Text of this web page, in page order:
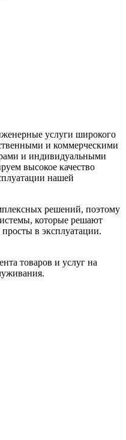
услуги широкого
и коммерческими
и индивидуальными
высокое качество
нашей
решений, поэтому
которые решают
просты в эксплуатации.
товаров и услуг на